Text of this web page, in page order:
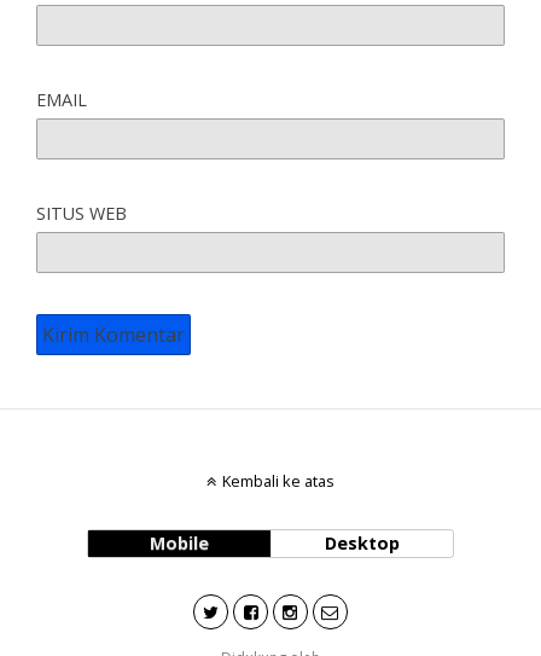
EMAIL
SITUS WEB
Kembali ke atas
Mobile Desktop